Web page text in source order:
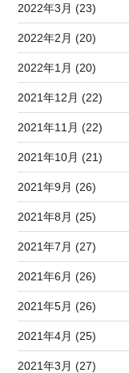
2022年3月 (23)
2022年2月 (20)
2022年1月 (20)
2021年12月 (22)
2021年11月 (22)
2021年10月 (21)
2021年9月 (26)
2021年8月 (25)
2021年7月 (27)
2021年6月 (26)
2021年5月 (26)
2021年4月 (25)
2021年3月 (27)